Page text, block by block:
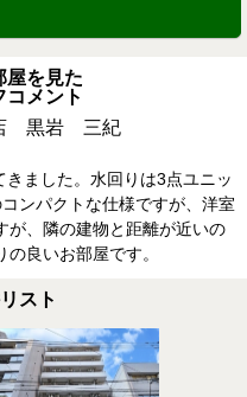
屋を見た
コメント
黒岩 三紀
ました。水回りは3点ユニッ
ンパクトな仕様ですが、洋室
が、隣の建物と距離が近いの
良いお部屋です。
スト